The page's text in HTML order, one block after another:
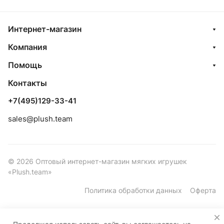
Интернет-магазин
Компания
Помощь
Контакты
+7(495)129-33-41
sales@plush.team
© 2026 Оптовый интернет-магазин мягких игрушек
«Plush.team»
Политика обработки данных Оферта